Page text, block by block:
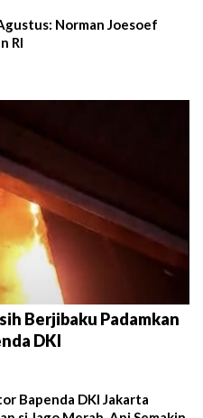
Norman Joesoef
RI
Berjibaku Padamkan
DKI
Bapenda DKI Jakarta